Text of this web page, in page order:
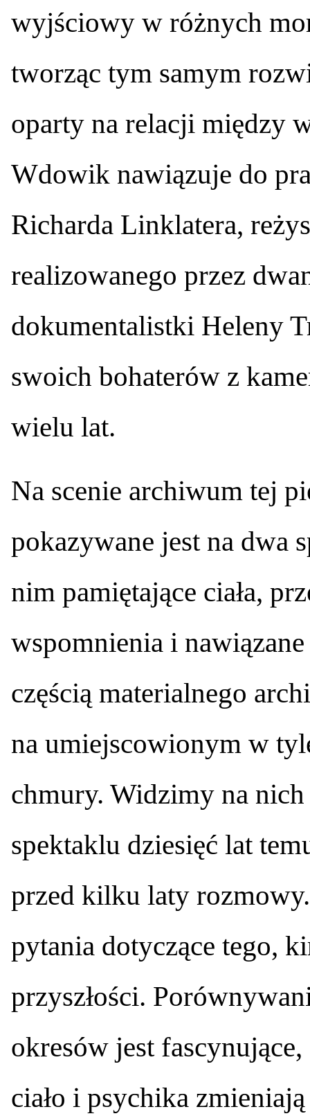
wyjściowy w różnych
tworząc tym samym
oparty na relacji między
Wdowik nawiązuje do
Richarda Linklatera,
realizowanego przez
dokumentalistki Heleny
swoich bohaterów z
wielu lat.
Na scenie archiwum tej
pokazywane jest na dwa
nim pamiętające ciała,
wspomnienia i
częścią materialnego
na umiejscowionym w
chmury. Widzimy na
spektaklu dziesięć lat
przed kilku laty
pytania dotyczące tego,
przyszłości.
okresów jest
ciało i psychika